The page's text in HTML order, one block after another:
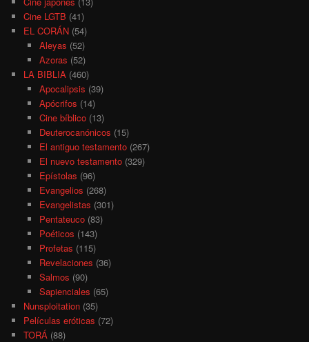
Cine LGTB (41)
EL CORÁN (54)
Aleyas (52)
Azoras (52)
LA BIBLIA (460)
Apocalipsis (39)
Apócrifos (14)
Cine bíblico(13)
Deuterocanónicos (15)
El antiguo testamento(267)
El nuevo testamento(329)
Epístolas (96)
Evangelios (268)
Evangelistas (301)
Pentateuco(83)
Poéticos (143)
Profetas (115)
Revelaciones (36)
Salmos (90)
Sapienciales (65)
Nunsploitation (35)
Películas eróticas (72)
TORÁ (88)